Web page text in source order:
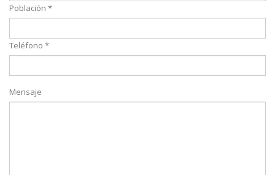
Población *
Teléfono *
Mensaje